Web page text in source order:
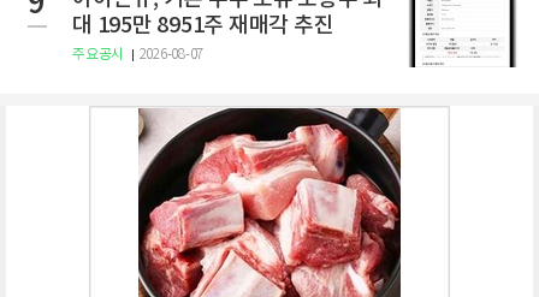
대 195만 8951주 재매각 추진
주요공시 2026-08-07